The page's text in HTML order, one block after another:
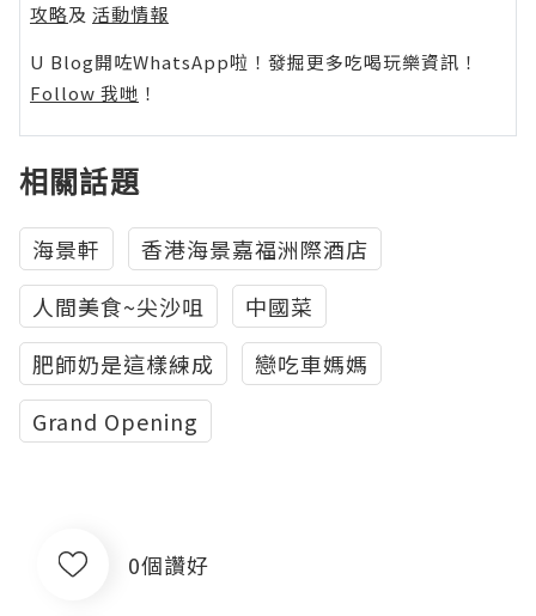
攻略及 活動情報
U Blog開咗WhatsApp啦！發掘更多吃喝玩樂資訊！
Follow 我哋 ！
相關話題
海景軒
香港海景嘉福洲際酒店
人間美食~尖沙咀
中國菜
肥師奶是這樣練成
戀吃車媽媽
Grand Opening
0個讚好